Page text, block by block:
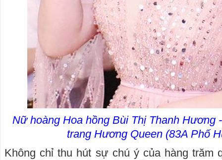
Nữ hoàng Hoa hồng Bùi Thị Thanh Hương
trang Hương Queen (83A Phố
Không chỉ thu hút sự chú ý của hàng trăm